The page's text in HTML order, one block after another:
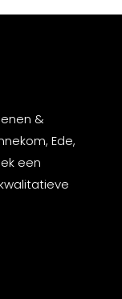
&
Ede,
een